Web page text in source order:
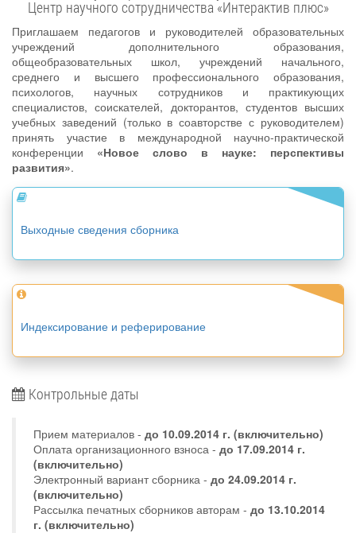
Центр научного сотрудничества «Интерактив плюс»
Приглашаем педагогов и руководителей образовательных
учреждений дополнительного образования,
общеобразовательных школ, учреждений начального,
среднего и высшего профессионального образования,
психологов, научных сотрудников и практикующих
специалистов, соискателей, докторантов, студентов высших
учебных заведений (только в соавторстве с руководителем)
принять участие в международной научно-практической
конференции «Новое слово в науке: перспективы
развития».
Выходные сведения сборника
Индексирование и реферирование
Контрольные даты
Прием материалов - до 10.09.2014 г. (включительно)
Оплата организационного взноса - до 17.09.2014 г.
(включительно)
Электронный вариант сборника - до 24.09.2014 г.
(включительно)
Рассылка печатных сборников авторам - до 13.10.2014
г. (включительно)